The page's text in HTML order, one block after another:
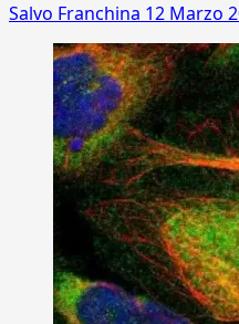
Salvo Franchina 12 Marzo